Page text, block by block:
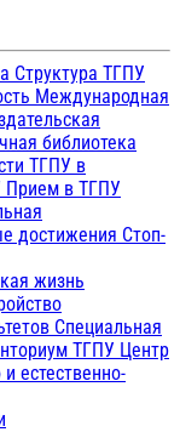
Структура ТГПУ
Международная
библиотека
ТГПУ в
Прием в ТГПУ
достижения Стоп-
жизнь
Специальная
ТГПУ Центр
естественно-